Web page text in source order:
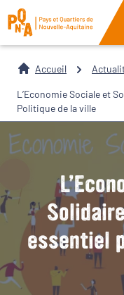
Accueil
L’Economie Sociale et
Politique de la ville
essentiel